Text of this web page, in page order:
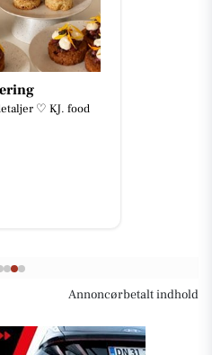
VINHANDEL
EN SPÆNDENDE
Annoncørbetalt indhold